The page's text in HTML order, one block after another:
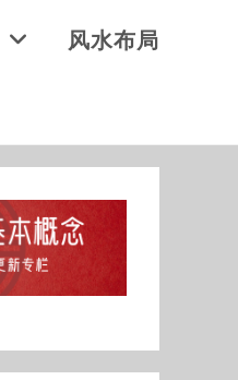
风水布局